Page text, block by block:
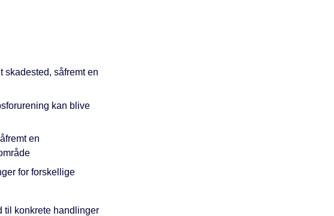
skadested, såfremt en
kan blive
en
for forskellige
til konkrete handlinger